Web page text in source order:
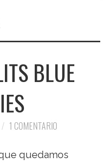
BLUE
1 COMENTARIO
quedamos